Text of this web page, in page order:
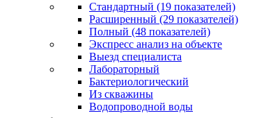
Стандартный (19 показателей)
Расширенный (29 показателей)
Полный (48 показателей)
Экспресс анализ на объекте
Выезд специалиста
Лабораторный
Бактериологический
Из скважины
Водопроводной воды